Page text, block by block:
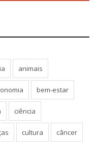
animais
bem-estar
ciência
cultura câncer